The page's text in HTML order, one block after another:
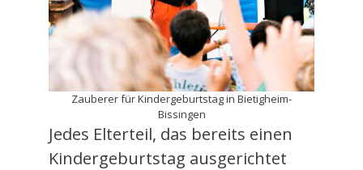
Zauberer für Kindergeburtstag in Bietigheim-
Bissingen
Jedes Elterteil, das bereits einen
Kindergeburtstag ausgerichtet